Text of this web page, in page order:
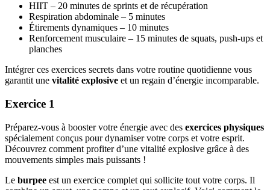
HIIT – 20 minutes de sprints et de récupération
Respiration abdominale – 5 minutes
Étirements dynamiques – 10 minutes
Renforcement musculaire – 15 minutes de squats, push-ups et
planches
Intégrer ces exercices secrets dans votre routine quotidienne vous
garantit une vitalité explosive et un regain d’énergie incomparable.
Exercice 1
Préparez-vous à booster votre énergie avec des exercices physiques
spécialement conçus pour dynamiser votre corps et votre esprit.
Découvrez comment profiter d’une vitalité explosive grâce à des
mouvements simples mais puissants !
Le burpee est un exercice complet qui sollicite tout votre corps. Il